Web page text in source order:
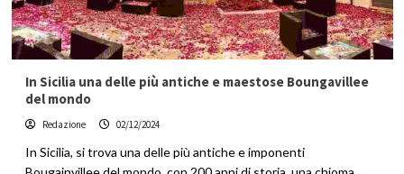
In Sicilia una delle più antiche e maestose Boungavillee
del mondo
Redazione 02/12/2024
In Sicilia, si trova una delle più antiche e imponenti